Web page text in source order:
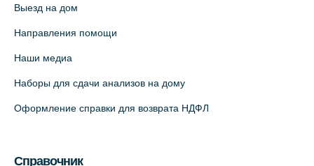
+7 (812) 664-55-80
На карте
пр., 62к3 (официальный партнер)
Выезд на дом
Направления помощи
Наши медиа
Наборы для сдачи анализов на дому
Оформление справки для возврата НДФЛ
Справочник